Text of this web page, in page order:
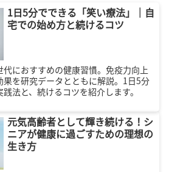
1日5分でできる「笑い療法」｜自
宅での始め方と続けるコツ
代におすすめの健康習慣。免疫力向上
を研究データとともに解説。1日5分
法と、続けるコツを紹介します。
元気高齢者として輝き続ける！シ
ニアが健康に過ごすための理想の
生き方